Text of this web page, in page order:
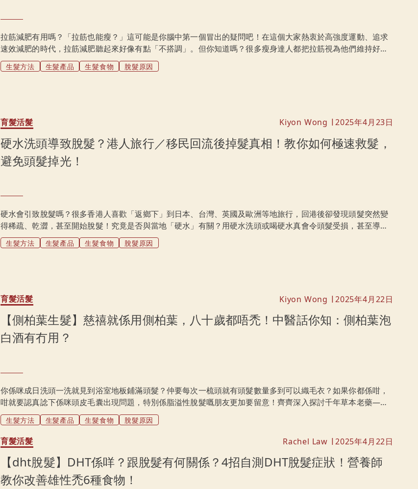
拉筋減肥有用嗎？「拉筋也能瘦？」這可能是你腦中第一個冒出的疑問吧！在這個大家熱衷於高強度運動、追求
速效減肥的時代，拉筋減肥聽起來好像有點「不搭調」。但你知道嗎？很多瘦身達人都把拉筋視為他們維持好身
材的「秘密武器」！今天就來揭開拉筋減肥的神秘面紗，帶你了解它拉筋瘦身背後的原理，破解那些讓人半信半
疑的常見減肥迷思。更棒的是，還會教你5個超簡單的拉筋動作，讓你不用大汗淋漓也能輕鬆走上瘦身之路！準備
生髮方法 生髮產品 生髮食物 脫髮原因
育髮活髮 Kiyon Wong 2025年4月23日
硬水洗頭導致脫髮？港人旅行／移民回流後掉髮真相！教你如何極速救髮，
避免頭髮掉光！
硬水會引致脫髮嗎？很多香港人喜歡「返鄉下」到日本、台灣、英國及歐洲等地旅行，回港後卻發現頭髮突然變
得稀疏、乾澀，甚至開始脫髮！究竟是否與當地「硬水」有關？用硬水洗頭或喝硬水真會令頭髮受損，甚至導致
脫髮？移民人士、旅行精即看硬水脫髮問題，並教你如何補救！
生髮方法 生髮產品 生髮食物 脫髮原因
育髮活髮 Kiyon Wong | 2025年4月22日
【側柏葉生髮】慈禧就係用側柏葉，八十歲都唔禿！中醫話你知：側柏葉泡
白酒有冇用？
你係咪成日洗頭一洗就見到浴室地板鋪滿頭髮？仲要每次一梳頭就有頭髮數量多到可以織毛衣？如果你都係咁，
咁就要認真諗下係咪頭皮毛囊出現問題，特別係脂溢性脫髮嘅朋友更加要留意！齊齊深入探討千年草本老藥——
用側柏葉生髮，側柏葉點樣幫你防脫髮？
生髮方法 生髮產品 生髮食物 脫髮原因
育髮活髮 Rachel Law | 2025年4月22日
【dht脫髮】DHT係咩？跟脫髮有何關係？4招自測DHT脫髮症狀！營養師
教你改善雄性禿6種食物！